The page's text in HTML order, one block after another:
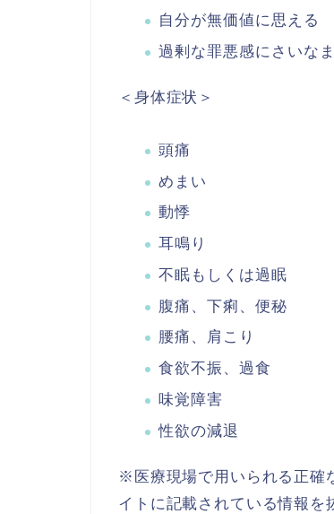
自分が無価値に思える
過剰な罪悪感にさいな
＜身体症状＞
頭痛
めまい
動悸
耳鳴り
不眠もしくは過眠
腹痛、下痢、便秘
腰痛、肩こり
食欲不振、過食
味覚障害
性欲の減退
※医療現場で用いられる正確
イトに記載されている情報を